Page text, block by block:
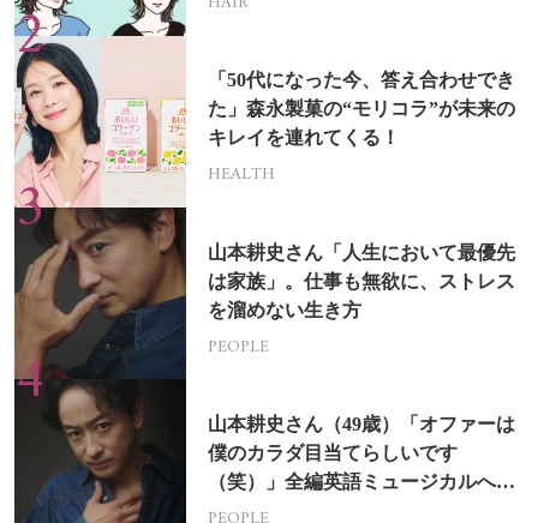
「50代になった今、答え合わせでき
た」森永製菓の“モリコラ”が未来の
キレイを連れてくる！
HEALTH
山本耕史さん「人生において最優先
は家族」。仕事も無欲に、ストレス
を溜めない生き方
PEOPLE
山本耕史さん（49歳）「オファーは
僕のカラダ目当てらしいです
（笑）」全編英語ミュージカルへの
挑戦